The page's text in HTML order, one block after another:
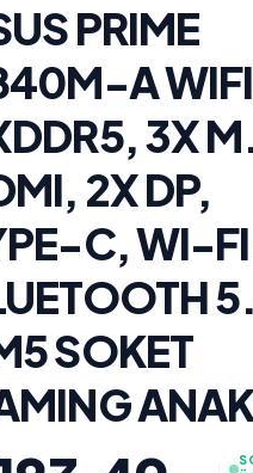
PRIME
A
3X
2X DP,
C, WI-FI
SOKET